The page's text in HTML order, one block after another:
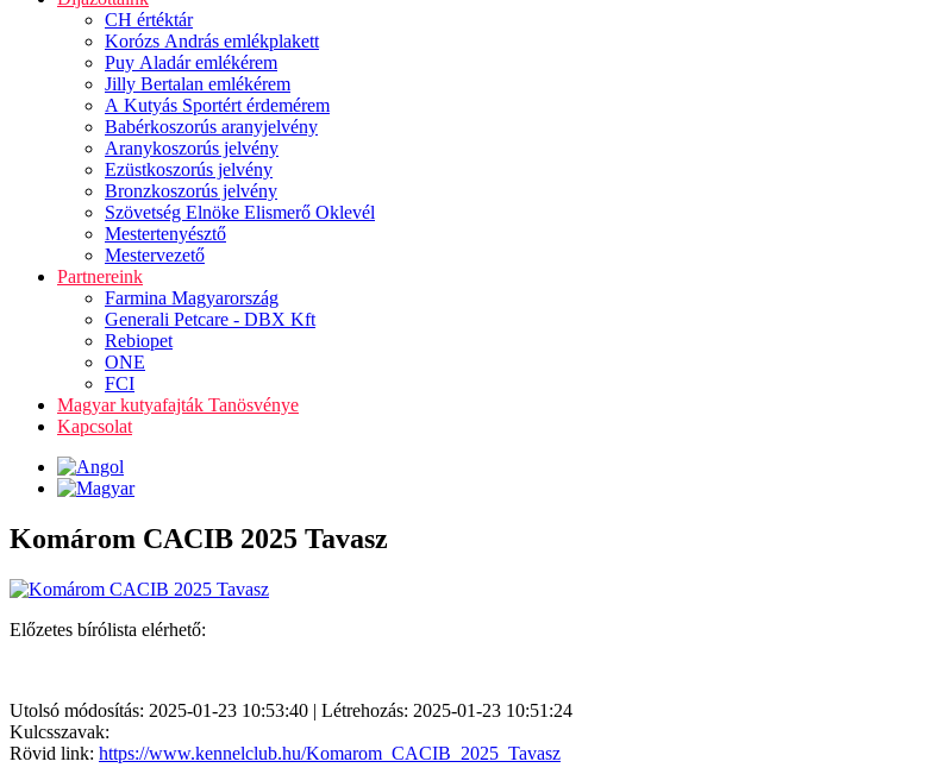
CH értéktár
Korózs András emlékplakett
Puy Aladár emlékérem
Jilly Bertalan emlékérem
A Kutyás Sportért érdemérem
Babérkoszorús aranyjelvény
Aranykoszorús jelvény
Ezüstkoszorús jelvény
Bronzkoszorús jelvény
Szövetség Elnöke Elismerő Oklevél
Mestertenyésztő
Mestervezető
Partnereink
Farmina Magyarország
Generali Petcare - DBX Kft
Rebiopet
ONE
FCI
Magyar kutyafajták Tanösvénye
Kapcsolat
Komárom CACIB 2025 Tavasz
Előzetes bírólista elérhető:
Utolsó módosítás: 2025-01-23 10:53:40 | Létrehozás: 2025-01-23 10:51:24
Kulcsszavak:
Rövid link: https://www.kennelclub.hu/Komarom_CACIB_2025_Tavasz